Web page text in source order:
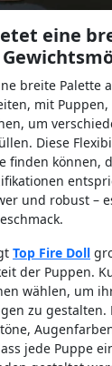
eine
breite Palette
mit
um
Diese
finden können,
und robust –
Top Fire Doll
der Puppen.
wählen, um
zu gestalten.
jede Puppe